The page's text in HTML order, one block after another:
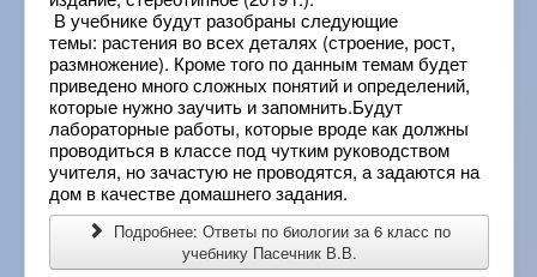
В учебнике будут разобраны следующие
темы: растения во всех деталях (строение, рост,
размножение). Кроме того по данным темам будет
приведено много сложных понятий и определений,
которые нужно заучить и запомнить.Будут
лабораторные работы, которые вроде как должны
проводиться в классе под чутким руководством
учителя, но зачастую не проводятся, а задаются на
дом в качестве домашнего задания.
Подробнее: Ответы по биологии за 6 класс по
учебнику Пасечник В.В.